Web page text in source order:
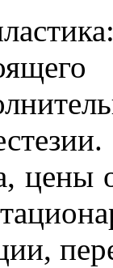
цены